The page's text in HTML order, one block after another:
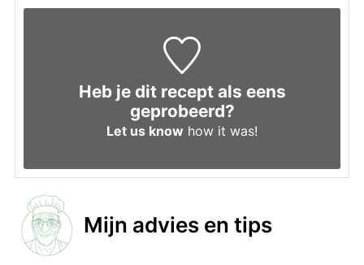
Heb je dit recept als eens
geprobeerd?
Let us know how it was!
Mijn advies en tips